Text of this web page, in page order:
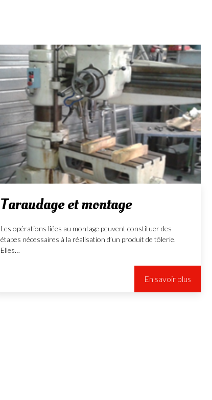
Taraudage et montage
Les opérations liées au montage peuvent constituer des
étapes nécessaires à la réalisation d’un produit de tôlerie.
Elles…
En savoir plus